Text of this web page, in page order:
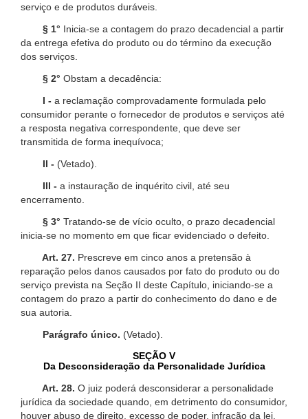
serviço e de produtos duráveis.
§ 1° Inicia-se a contagem do prazo decadencial a partir
da entrega efetiva do produto ou do término da execução
dos serviços.
§ 2° Obstam a decadência:
I - a reclamação comprovadamente formulada pelo
consumidor perante o fornecedor de produtos e serviços até
a resposta negativa correspondente, que deve ser
transmitida de forma inequívoca;
II - (Vetado).
III - a instauração de inquérito civil, até seu
encerramento.
§ 3° Tratando-se de vício oculto, o prazo decadencial
inicia-se no momento em que ficar evidenciado o defeito.
Art. 27. Prescreve em cinco anos a pretensão à
reparação pelos danos causados por fato do produto ou do
serviço prevista na Seção II deste Capítulo, iniciando-se a
contagem do prazo a partir do conhecimento do dano e de
sua autoria.
Parágrafo único. (Vetado).
SEÇÃO V
Da Desconsideração da Personalidade Jurídica
Art. 28. O juiz poderá desconsiderar a personalidade
jurídica da sociedade quando, em detrimento do consumidor,
houver abuso de direito, excesso de poder, infração da lei,